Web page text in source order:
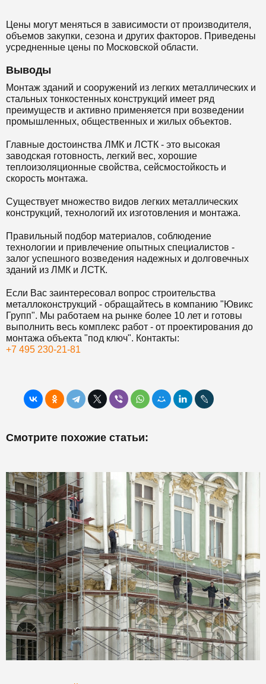
Цены могут меняться в зависимости от производителя,
объемов закупки, сезона и других факторов. Приведены
усредненные цены по Московской области.
Выводы
Монтаж зданий и сооружений из легких металлических и
стальных тонкостенных конструкций имеет ряд
преимуществ и активно применяется при возведении
промышленных, общественных и жилых объектов.
Главные достоинства ЛМК и ЛСТК - это высокая
заводская готовность, легкий вес, хорошие
теплоизоляционные свойства, сейсмостойкость и
скорость монтажа.
Существует множество видов легких металлических
конструкций, технологий их изготовления и монтажа.
Правильный подбор материалов, соблюдение
технологии и привлечение опытных специалистов -
залог успешного возведения надежных и долговечных
зданий из ЛМК и ЛСТК.
Если Вас заинтересовал вопрос строительства
металлоконструкций - обращайтесь в компанию "Ювикс
Групп". Мы работаем на рынке более 10 лет и готовы
выполнить весь комплекс работ - от проектирования до
монтажа объекта "под ключ". Контакты:
+7 495 230-21-81
Смотрите похожие статьи: